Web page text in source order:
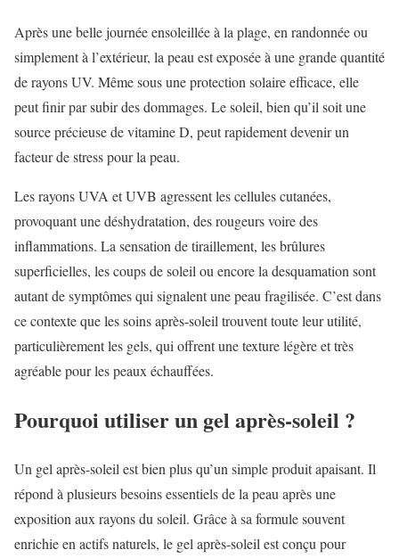
Après une belle journée ensoleillée à la plage, en randonnée ou
simplement à l’extérieur, la peau est exposée à une grande quantité
de rayons UV. Même sous une protection solaire efficace, elle
peut finir par subir des dommages. Le soleil, bien qu’il soit une
source précieuse de vitamine D, peut rapidement devenir un
facteur de stress pour la peau.
Les rayons UVA et UVB agressent les cellules cutanées,
provoquant une déshydratation, des rougeurs voire des
inflammations. La sensation de tiraillement, les brûlures
superficielles, les coups de soleil ou encore la desquamation sont
autant de symptômes qui signalent une peau fragilisée. C’est dans
ce contexte que les soins après-soleil trouvent toute leur utilité,
particulièrement les gels, qui offrent une texture légère et très
agréable pour les peaux échauffées.
Pourquoi utiliser un gel après-soleil ?
Un gel après-soleil est bien plus qu’un simple produit apaisant. Il
répond à plusieurs besoins essentiels de la peau après une
exposition aux rayons du soleil. Grâce à sa formule souvent
enrichie en actifs naturels, le gel après-soleil est conçu pour